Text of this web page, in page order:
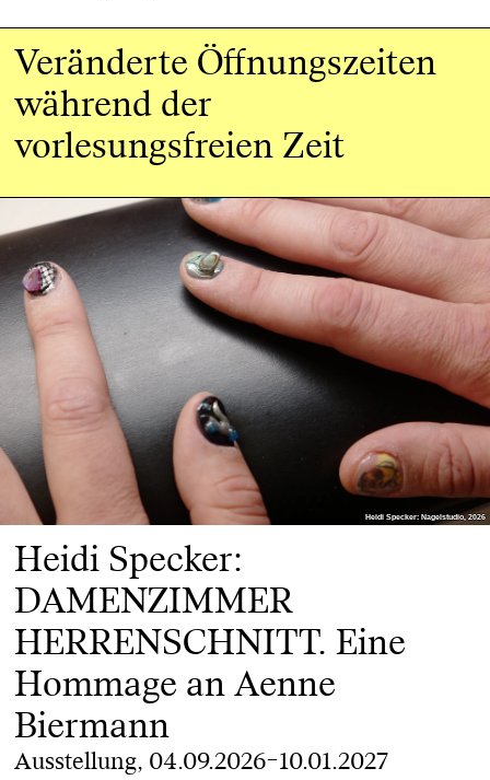
Veränderte Öffnungszeiten
während der
vorlesungsfreien Zeit
Heidi Specker: Nagelstudio, 2026
Heidi Specker: Nagelstudio, 2026
Heidi Specker:
DAMENZIMMER
HERRENSCHNITT. Eine
Hommage an Aenne
Biermann
Ausstellung, 04.09.2026–10.01.2027